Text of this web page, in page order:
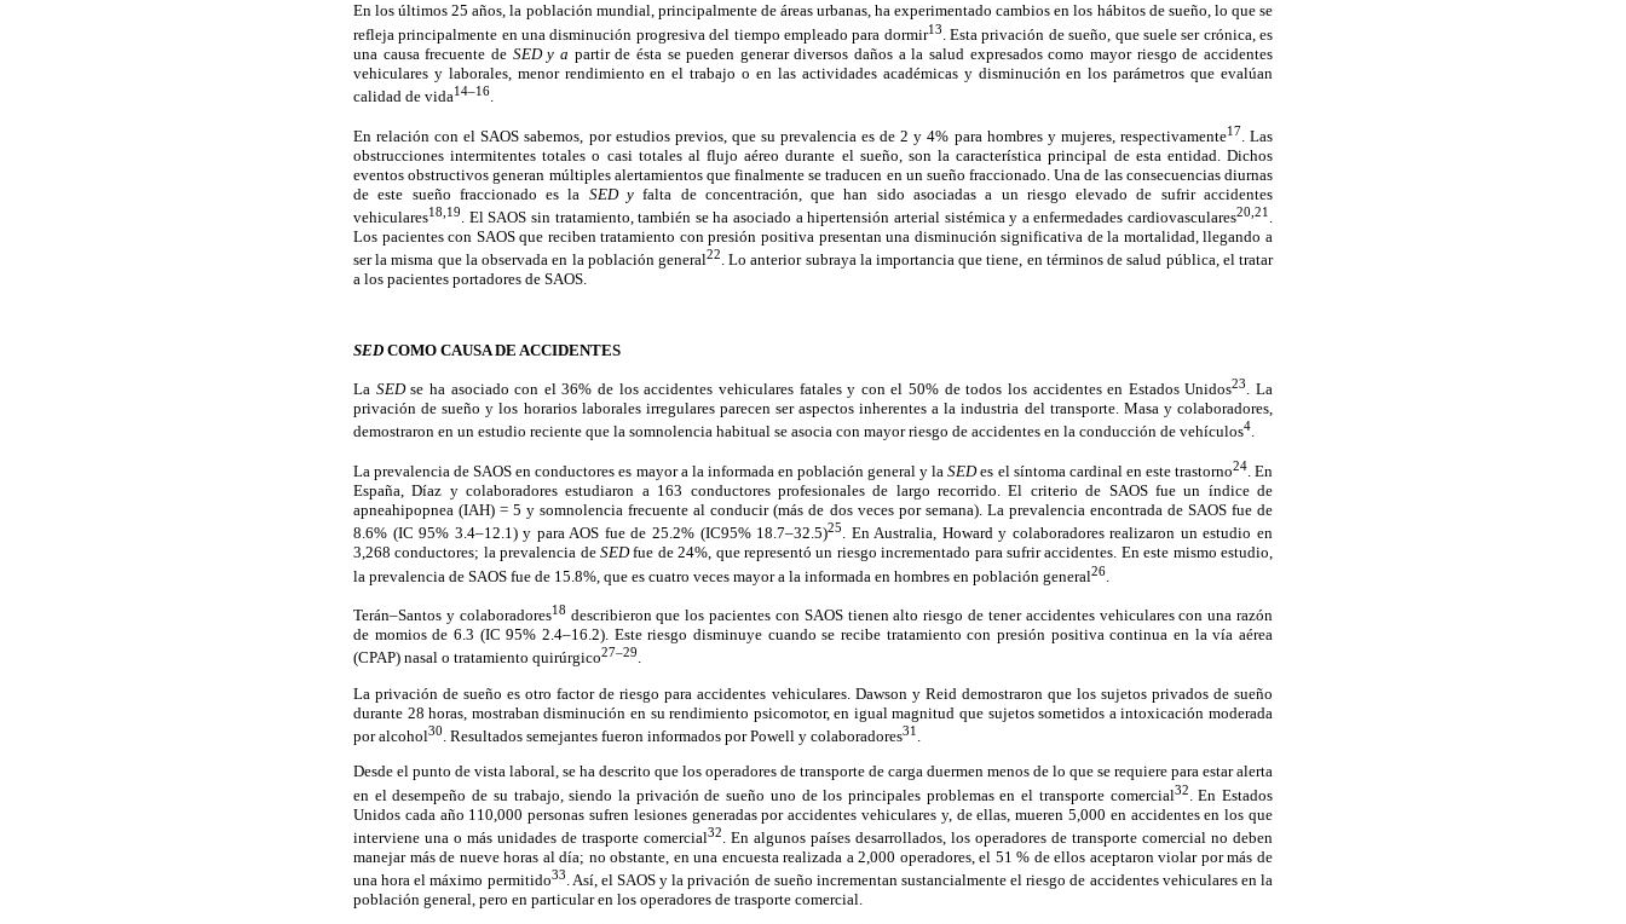
En los últimos 25 años, la población mundial, principalmente de áreas urbanas, ha experimentado cambios en los hábitos de sueño, lo que se
refleja principalmente en una disminución progresiva del tiempo empleado para dormir13 . Esta privación de sueño, que suele ser crónica, es
una causa frecuente de SED y a partir de ésta se pueden generar diversos daños a la salud expresados como mayor riesgo de accidentes
vehiculares y laborales, menor rendimiento en el trabajo o en las actividades académicas y disminución en los parámetros que evalúan
calidad de vida14–16.
En relación con el SAOS sabemos, por estudios previos, que su prevalencia es de 2 y 4% para hombres y mujeres, respectivamente17 . Las
obstrucciones intermitentes totales o casi totales al flujo aéreo durante el sueño, son la característica principal de esta entidad. Dichos
eventos obstructivos generan múltiples alertamientos que finalmente se traducen en un sueño fraccionado. Una de las consecuencias diurnas
de este sueño fraccionado es la SED yfalta de concentración, que han sido asociadas a un riesgo elevado de sufrir accidentes
vehiculares18 ,19 . El SAOS sin tratamiento, también se ha asociado a hipertensión arterial sistémica y a enfermedades cardiovasculares20 ,21
Los pacientes con SAOS que reciben tratamiento con presión positiva presentan una disminución significativa de la mortalidad, llegando a
ser la misma que la observada en la población general22. Lo anterior subraya la importancia que tiene, en términos de salud pública, el tratar
a los pacientes portadores de SAOS.
SED COMO CAUSA DE ACCIDENTES
La SEDse ha asociado con el 36% de los accidentes vehiculares fatales y con el 50% de todos los accidentes en Estados Unidos23. La
privación de sueño y los horarios laborales irregulares parecen ser aspectos inherentes a la industria del transporte. Masa y colaboradores,
demostraron en un estudio reciente que la somnolencia habitual se asocia con mayor riesgo de accidentes en la conducción de vehículos4.
La prevalencia de SAOS en conductores es mayor a la informada en población general y laSEDes el síntoma cardinal en este trastorno24. En
España, Díaz y colaboradores estudiaron a 163 conductores profesionales de largo recorrido. El criterio de SAOS fue un índice de
apneahipopnea (IAH) = 5 y somnolencia frecuente al conducir (más de dos veces por semana). La prevalencia encontrada de SAOS fue de
8.6% (IC 95% 3.4–12.1) y para AOS fue de 25.2% (IC95% 18.7–32.5)25. En Australia, Howard y colaboradores realizaron un estudio en
3,268 conductores; la prevalencia de SEDfue de 24%, que representó un riesgo incrementado para sufrir accidentes. En este mismo estudio,
la prevalencia de SAOS fue de 15.8%, que es cuatro veces mayor a la informada en hombres en población general26
Terán–Santos y colaboradores18 describieron que los pacientes con SAOS tienen alto riesgo de tener accidentes vehiculares con una razón
de momios de 6.3 (IC 95% 2.4–16.2). Este riesgo disminuye cuando se recibe tratamiento con presión positiva continua en la vía aérea
(CPAP) nasal o tratamiento quirúrgico27–29.
La privación de sueño es otro factor de riesgo para accidentes vehiculares. Dawson y Reid demostraron que los sujetos privados de sueño
durante 28 horas, mostraban disminución en su rendimiento psicomotor, en igual magnitud que sujetos sometidos a intoxicación moderada
por alcohol30 . Resultados semejantes fueron informados por Powell y colaboradores31
Desde el punto de vista laboral, se ha descrito que los operadores de transporte de carga duermen menos de lo que se requiere para estar alerta
en el desempeño de su trabajo, siendo la privación de sueño uno de los principales problemas en el transporte comercial32
. En Estados
Unidos cada año 110,000 personas sufren lesiones generadas por accidentes vehiculares y, de ellas, mueren 5,000 en accidentes en los que
interviene una o más unidades de trasporte comercial32
. En algunos países desarrollados, los operadores de transporte comercial no deben
manejar más de nueve horas al día; no obstante, en una encuesta realizada a 2,000 operadores, el 51 % de ellos aceptaron violar por más de
una hora el máximo permitido33. Así, el SAOS y la privación de sueño incrementan sustancialmente el riesgo de accidentes vehiculares en la
población general, pero en particular en los operadores de trasporte comercial.